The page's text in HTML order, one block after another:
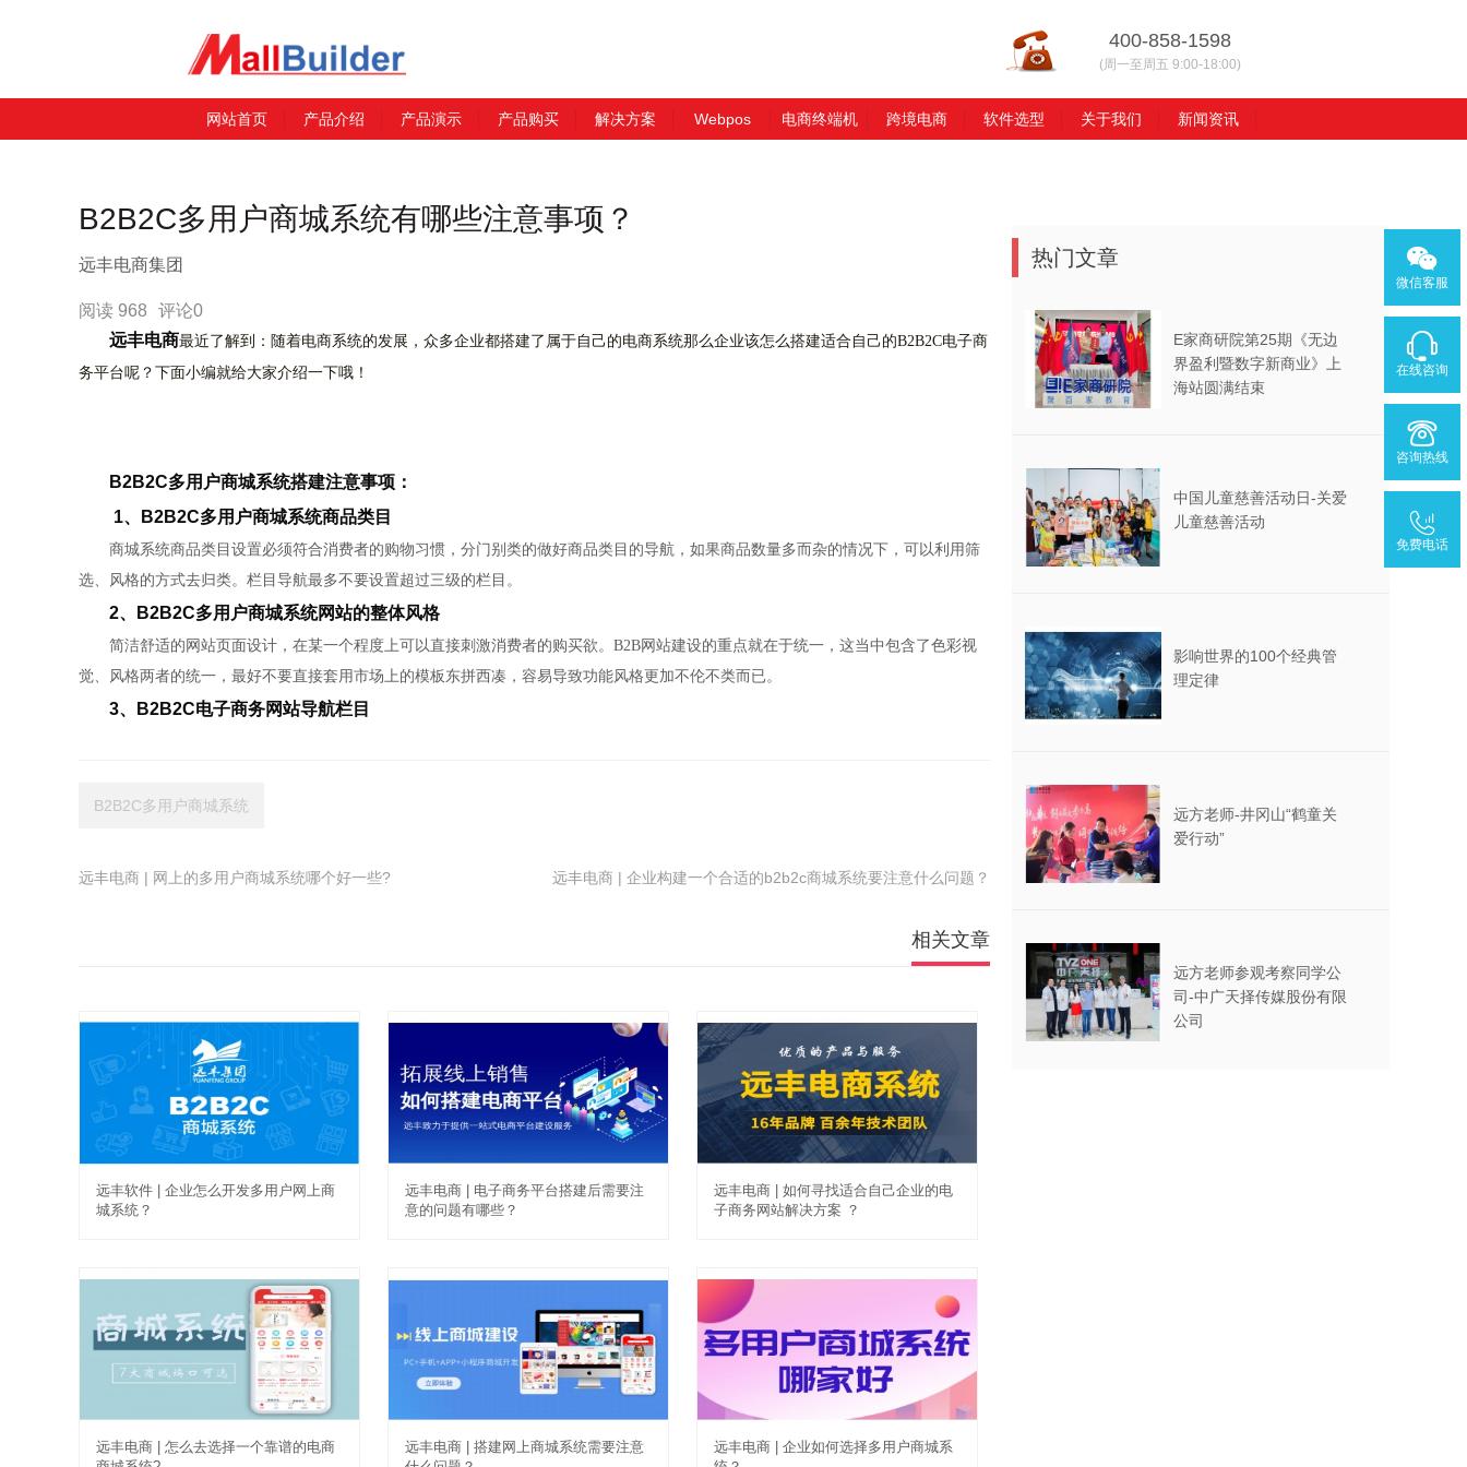
400-858-1598
(周一至周五 9:00-18:00)
网站首页 产品介绍 产品演示 产品购买 解决方案 Webpos 电商终端机 跨境电商 软件选型 关于我们 新闻资讯
B2B2C多用户商城系统有哪些注意事项？
远丰电商集团
阅读 968
评论0
远丰电商最近了解到：随着电商系统的发展，众多企业都搭建了属于自己的电商系统那么企业该怎么搭建适合自己的B2B2C电子商
务平台呢？下面小编就给大家介绍一下哦！
B2B2C多用户商城系统搭建注意事项：
1、B2B2C多用户商城系统商品类目
商城系统商品类目设置必须符合消费者的购物习惯，分门别类的做好商品类目的导航，如果商品数量多而杂的情况下，可以利用筛
选、风格的方式去归类。栏目导航最多不要设置超过三级的栏目。
2、B2B2C多用户商城系统网站的整体风格
简洁舒适的网站页面设计，在某一个程度上可以直接刺激消费者的购买欲。B2B网站建设的重点就在于统一，这当中包含了色彩视
觉、风格两者的统一，最好不要直接套用市场上的模板东拼西凑，容易导致功能风格更加不伦不类而已。
3、B2B2C电子商务网站导航栏目
B2B2C多用户商城系统
远丰电商 | 网上的多用户商城系统哪个好一些? 远丰电商 | 企业构建一个合适的b2b2c商城系统要注意什么问题？
相关文章
远丰软件 | 企业怎么开发多用户网上商
城系统？
远丰电商 | 电子商务平台搭建后需要注
意的问题有哪些？
远丰电商 | 如何寻找适合自己企业的电
子商务网站解决方案 ？
远丰电商 | 怎么去选择一个靠谱的电商
远丰电商 | 搭建网上商城系统需要注意
远丰电商 | 企业如何选择多用户商城系
热门文章
E家商研院第25期《无边
界盈利暨数字新商业》上
海站圆满结束
中国儿童慈善活动日-关爱
儿童慈善活动
影响世界的100个经典管
理定律
远方老师-井冈山“鹤童关
爱行动”
远方老师参观考察同学公
司-中广天择传媒股份有限
公司
微信客服
在线咨询
咨询热线
免费电话